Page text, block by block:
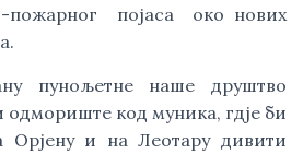
пожарног појаса око нових
пунољетне наше друштво
одмориште код муника, гдје би
и на Леотару дивити